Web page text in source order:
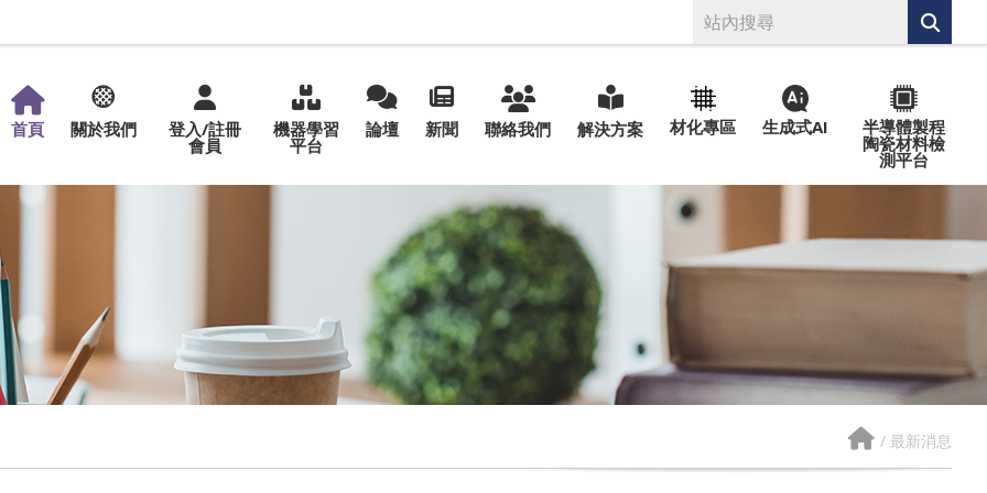
首頁 關於我們 登入/註冊
會員
機器學習
平台
論壇 新聞 聯絡我們 解決方案 材化專區 生成式AI 半導體製程
陶瓷材料檢
測平台
/ 最新消息